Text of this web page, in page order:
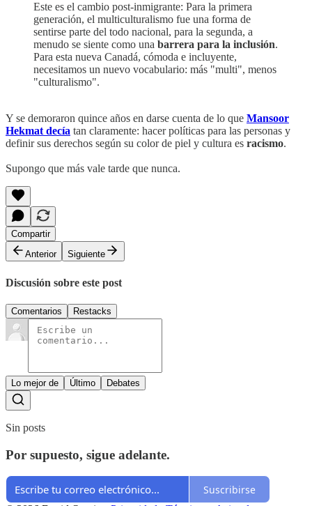
Este es el cambio post-inmigrante: Para la primera
generación, el multiculturalismo fue una forma de
sentirse parte del todo nacional, para la segunda, a
menudo se siente como una barrera para la inclusión.
Para esta nueva Canadá, cómoda e incluyente,
necesitamos un nuevo vocabulario: más "multi", menos
"culturalismo".
Y se demoraron quince años en darse cuenta de lo que Mansoor
Hekmat decía tan claramente: hacer políticas para las personas y
definir sus derechos según su color de piel y cultura es racismo.
Supongo que más vale tarde que nunca.
Compartir
Anterior
Siguiente
Discusión sobre este post
Comentarios Restacks
Lo mejor de Último Debates
Sin posts
Por supuesto, sigue adelante.
Suscribirse